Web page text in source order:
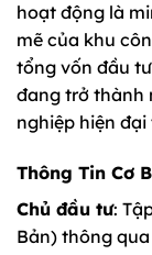
hoạt động là
mẽ của khu
tổng vốn đầu
đang trở thành
nghiệp hiện
Thông Tin Cơ
Chủ đầu tư:
Bản) thông